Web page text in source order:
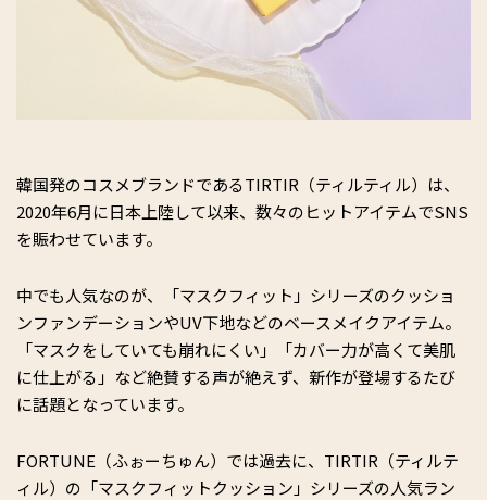
韓国発のコスメブランドであるTIRTIR（ティルティル）は、
2020年6月に日本上陸して以来、数々のヒットアイテムでSNS
を賑わせています。
中でも人気なのが、「マスクフィット」シリーズのクッショ
ンファンデーションやUV下地などのベースメイクアイテム。
「マスクをしていても崩れにくい」「カバー力が高くて美肌
に仕上がる」など絶賛する声が絶えず、新作が登場するたび
に話題となっています。
FORTUNE（ふぉーちゅん）では過去に、TIRTIR（ティルテ
ィル）の「マスクフィットクッション」シリーズの人気ラン